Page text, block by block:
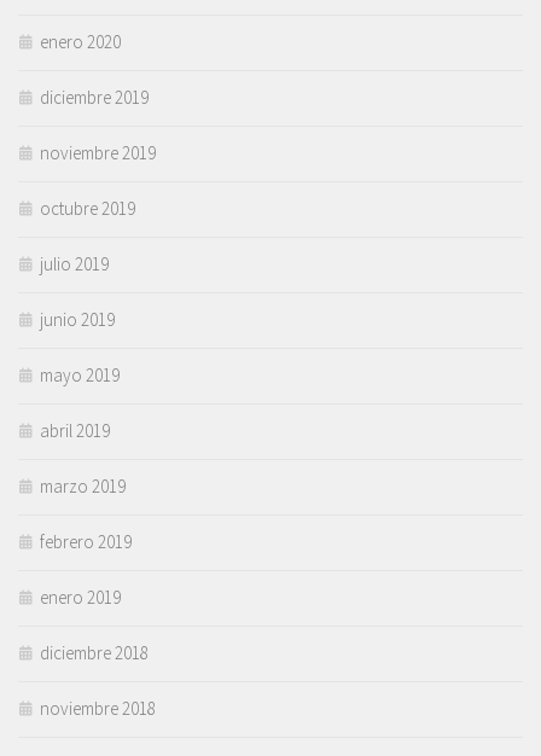
enero 2020
diciembre 2019
noviembre 2019
octubre 2019
julio 2019
junio 2019
mayo 2019
abril 2019
marzo 2019
febrero 2019
enero 2019
diciembre 2018
noviembre 2018